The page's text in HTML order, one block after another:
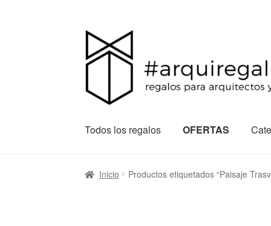
Todos los regalos OFERTAS
Inicio Productos etiquetados “Paisaje